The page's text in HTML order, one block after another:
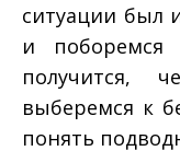
ситуации был
и
получится,
выберемся к
понять